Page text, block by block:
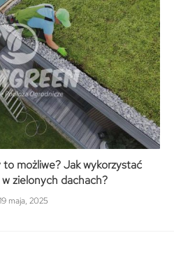
możliwe? Jak wykorzystać
zielonych dachach?
19 maja, 2025